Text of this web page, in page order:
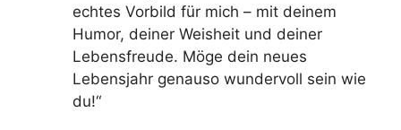
echtes Vorbild für mich – mit deinem
Humor, deiner Weisheit und deiner
Lebensfreude. Möge dein neues
Lebensjahr genauso wundervoll sein wie
du!“